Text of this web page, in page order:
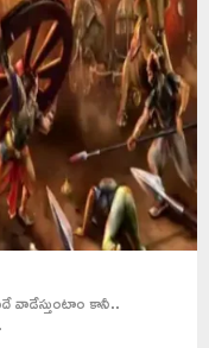
వాడేస్తుంటాం కానీ..